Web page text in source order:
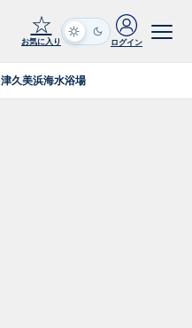
☆
お気に入り ログイン
津久美浜海水浴場